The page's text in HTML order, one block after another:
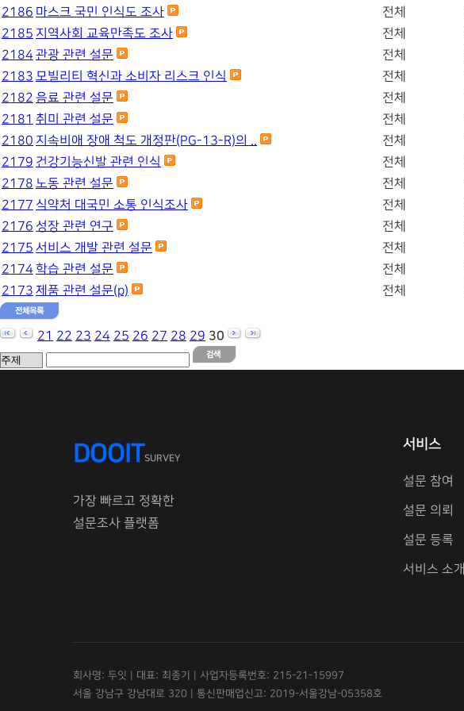
2186 마스크 국민 인식도 조사 전체
2185 지역사회 교육만족도 조사 전체
2184관광 관련 설문 전체
2183 모빌리티 혁신과 소비자 리스크 인식 전체
2182 음료 관련 설문 전체
2181 취미 관련 설문 전체
2180 지속비애 장애 척도 개정판(PG-13-R)의 .. 전체
2179 건강기능신발 관련 인식 전체
2178 노동 관련 설문 전체
2177 식약처 대국민 소통 인식조사 전체
2176 성장 관련 연구 전체
2175 서비스 개발 관련 설문 전체
2174학습 관련 설문 전체
2173 제품 관련 설문(p) 전체
21 22 23 24 25 26 27 28 29 30
DOOITSURVEY
가장 빠르고 정확한
설문조사 플랫폼
서비스
설문 참여
설문 의뢰
설문 등록
서비스 소개
회사명: 두잇 | 대표: 최종기 | 사업자등록번호: 215-21-15997
서울 강남구 강남대로 320 | 통신판매업신고: 2019-서울강남-05358호